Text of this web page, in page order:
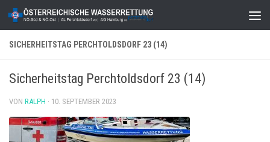
Zum Inhalt springen
SICHERHEITSTAG PERCHTOLDSDORF 23 (14)
Sicherheitstag Perchtoldsdorf 23 (14)
VON RALPH · 10. SEPTEMBER 2023